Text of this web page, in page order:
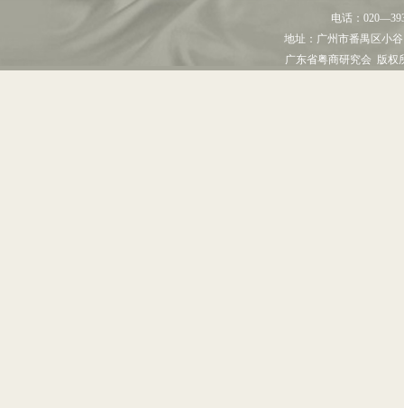
电话：
地址： 广州市番禺区小
广东省粤商研究会 版